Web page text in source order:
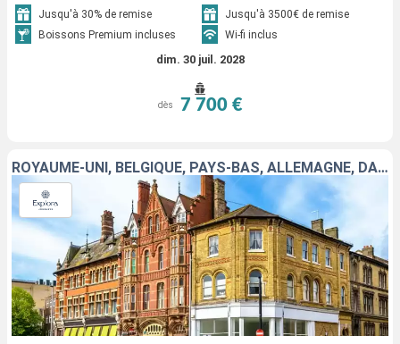
Jusqu'à 30% de remise
Jusqu'à 3500€ de remise
Boissons Premium incluses
Wi-fi inclus
dim. 30 juil. 2028
dès 7 700 €
ROYAUME-UNI, BELGIQUE, PAYS-BAS, ALLEMAGNE, DANEMARK